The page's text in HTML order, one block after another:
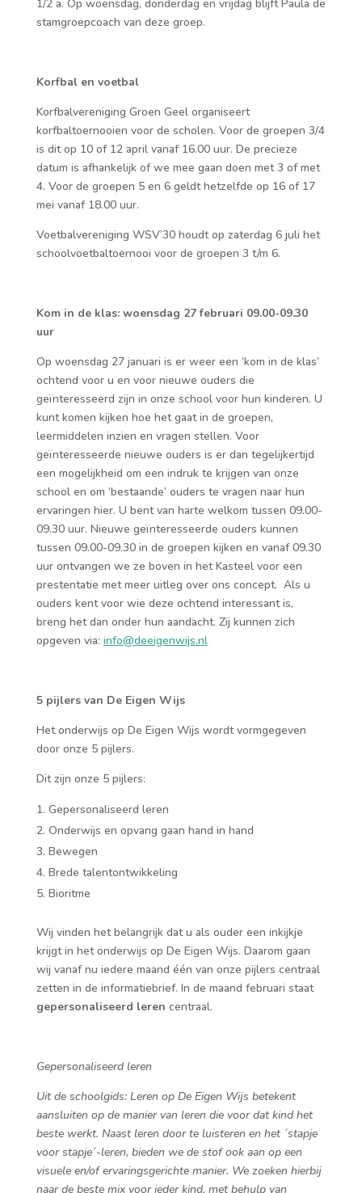
1/2 a. Op woensdag, donderdag en vrijdag blijft Paula de
stamgroepcoach van deze groep.
Korfbal en voetbal
Korfbalvereniging Groen Geel organiseert
korfbaltoernooien voor de scholen. Voor de groepen 3/4
is dit op 10 of 12 april vanaf 16.00 uur. De precieze
datum is afhankelijk of we mee gaan doen met 3 of met
4. Voor de groepen 5 en 6 geldt hetzelfde op 16 of 17
mei vanaf 18.00 uur.
Voetbalvereniging WSV’30 houdt op zaterdag 6 juli het
schoolvoetbaltoernooi voor de groepen 3 t/m 6.
Kom in de klas: woensdag 27 februari 09.00-09.30
uur
Op woensdag 27 januari is er weer een ‘kom in de klas’
ochtend voor u en voor nieuwe ouders die
geïnteresseerd zijn in onze school voor hun kinderen. U
kunt komen kijken hoe het gaat in de groepen,
leermiddelen inzien en vragen stellen. Voor
geïnteresseerde nieuwe ouders is er dan tegelijkertijd
een mogelijkheid om een indruk te krijgen van onze
school en om ‘bestaande’ ouders te vragen naar hun
ervaringen hier. U bent van harte welkom tussen 09.00-
09.30 uur. Nieuwe geïnteresseerde ouders kunnen
tussen 09.00-09.30 in de groepen kijken en vanaf 09.30
uur ontvangen we ze boven in het Kasteel voor een
prestentatie met meer uitleg over ons concept. Als u
ouders kent voor wie deze ochtend interessant is,
breng het dan onder hun aandacht. Zij kunnen zich
opgeven via: info@deeigenwijs.nl
5 pijlers van De Eigen Wijs
Het onderwijs op De Eigen Wijs wordt vormgegeven
door onze 5 pijlers.
Dit zijn onze 5 pijlers:
Gepersonaliseerd leren
Onderwijs en opvang gaan hand in hand
Bewegen
Brede talentontwikkeling
Bioritme
Wij vinden het belangrijk dat u als ouder een inkijkje
krijgt in het onderwijs op De Eigen Wijs. Daarom gaan
wij vanaf nu iedere maand één van onze pijlers centraal
zetten in de informatiebrief. In de maand februari staat
gepersonaliseerd leren centraal.
Gepersonaliseerd leren
Uit de schoolgids: Leren op De Eigen Wijs betekent
aansluiten op de manier van leren die voor dat kind het
beste werkt. Naast leren door te luisteren en het ´stapje
voor stapje´-leren, bieden we de stof ook aan op een
visuele en/of ervaringsgerichte manier. We zoeken hierbij
naar de beste mix voor ieder kind, met behulp van